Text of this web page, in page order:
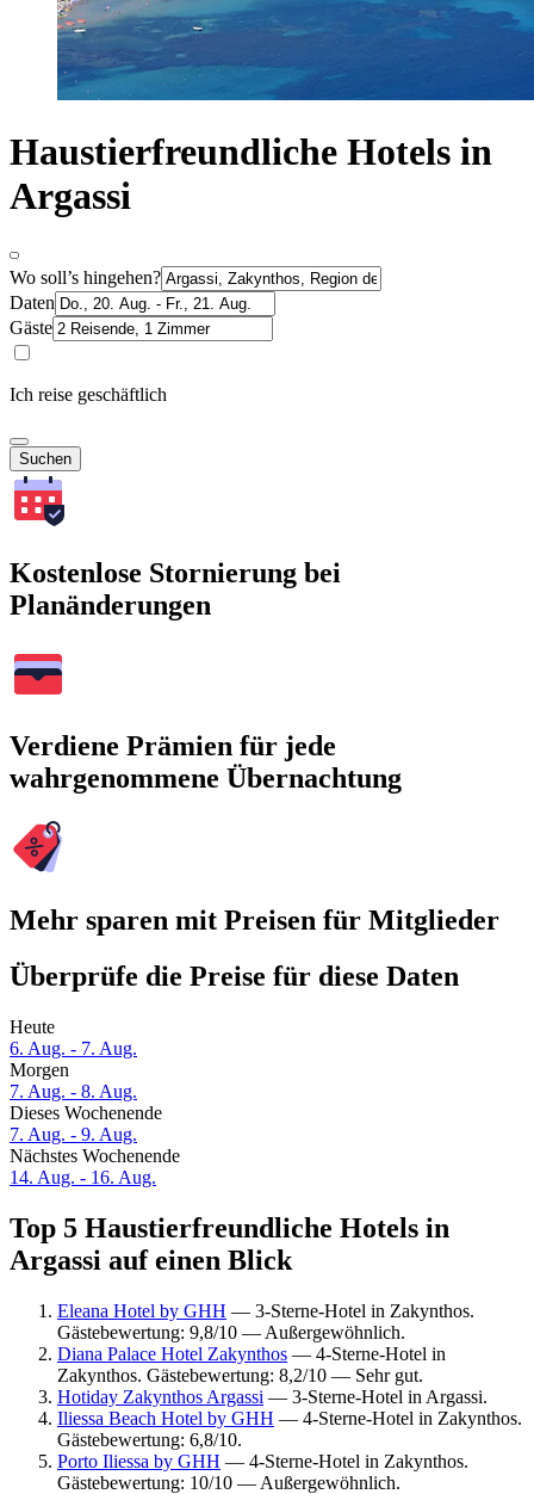
Haustierfreundliche Hotels in
Argassi
Wo soll’s hingehen?
Daten
Gäste
Ich reise geschäftlich
Suchen
Kostenlose Stornierung bei
Planänderungen
Verdiene Prämien für jede
wahrgenommene Übernachtung
Mehr sparen mit Preisen für Mitglieder
Überprüfe die Preise für diese Daten
Heute
6. Aug. - 7. Aug.
Morgen
7. Aug. - 8. Aug.
Dieses Wochenende
7. Aug. - 9. Aug.
Nächstes Wochenende
14. Aug. - 16. Aug.
Top 5 Haustierfreundliche Hotels in
Argassi auf einen Blick
Eleana Hotel by GHH — 3-Sterne-Hotel in Zakynthos.
Gästebewertung: 9,8/10 — Außergewöhnlich.
Diana Palace Hotel Zakynthos — 4-Sterne-Hotel in
Zakynthos. Gästebewertung: 8,2/10 — Sehr gut.
Hotiday Zakynthos Argassi — 3-Sterne-Hotel in Argassi.
Iliessa Beach Hotel by GHH — 4-Sterne-Hotel in Zakynthos.
Gästebewertung: 6,8/10.
Porto Iliessa by GHH — 4-Sterne-Hotel in Zakynthos.
Gästebewertung: 10/10 — Außergewöhnlich.